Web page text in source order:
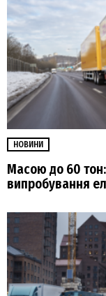
НОВИНИ
Масою до 60
випробування